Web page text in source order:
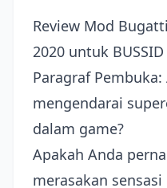
Review Mod
2020 untuk BUSSID
Paragraf Pembuka:
mengendarai
dalam game?
Apakah Anda
merasakan